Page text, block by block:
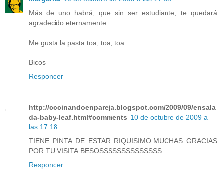
Más de uno habrá, que sin ser estudiante, te quedará
agradecido eternamente.
Me gusta la pasta toa, toa, toa.
Bicos
Responder
http://cocinandoenpareja.blogspot.com/2009/09/ensala
da-baby-leaf.html#comments 10 de octubre de 2009 a
las 17:18
TIENE PINTA DE ESTAR RIQUISIMO.MUCHAS GRACIAS
POR TU VISITA.BESOSSSSSSSSSSSSSS
Responder